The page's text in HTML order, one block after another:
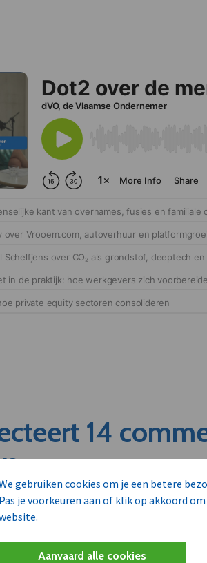
gebruiken cookies om je een betere
Pas je voorkeuren aan of klik op akkoord
Aanvaard alle cookies
14
kunnen aan dit bedrijf verkopen?
klant worden van deze onderneming?
worden mogelijk relevant?